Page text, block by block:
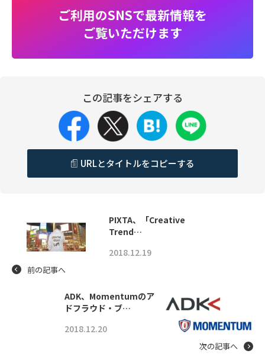
ご利用のSNSで最新情報を
ご覧いただけます
この記事をシェアする
URLとタイトルをコピーする
PIXTA、「Creative
Trend…
2018.12.19
前の記事へ
ADK、Momentumのア
ドフラウド・ブ…
2018.12.20
次の記事へ